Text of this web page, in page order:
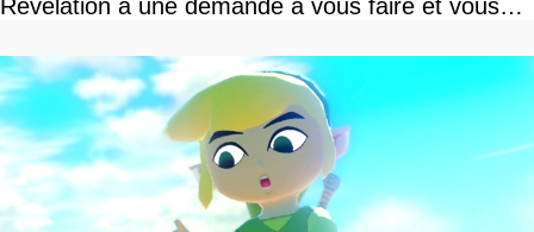
Revelation a une demande à vous faire et vous